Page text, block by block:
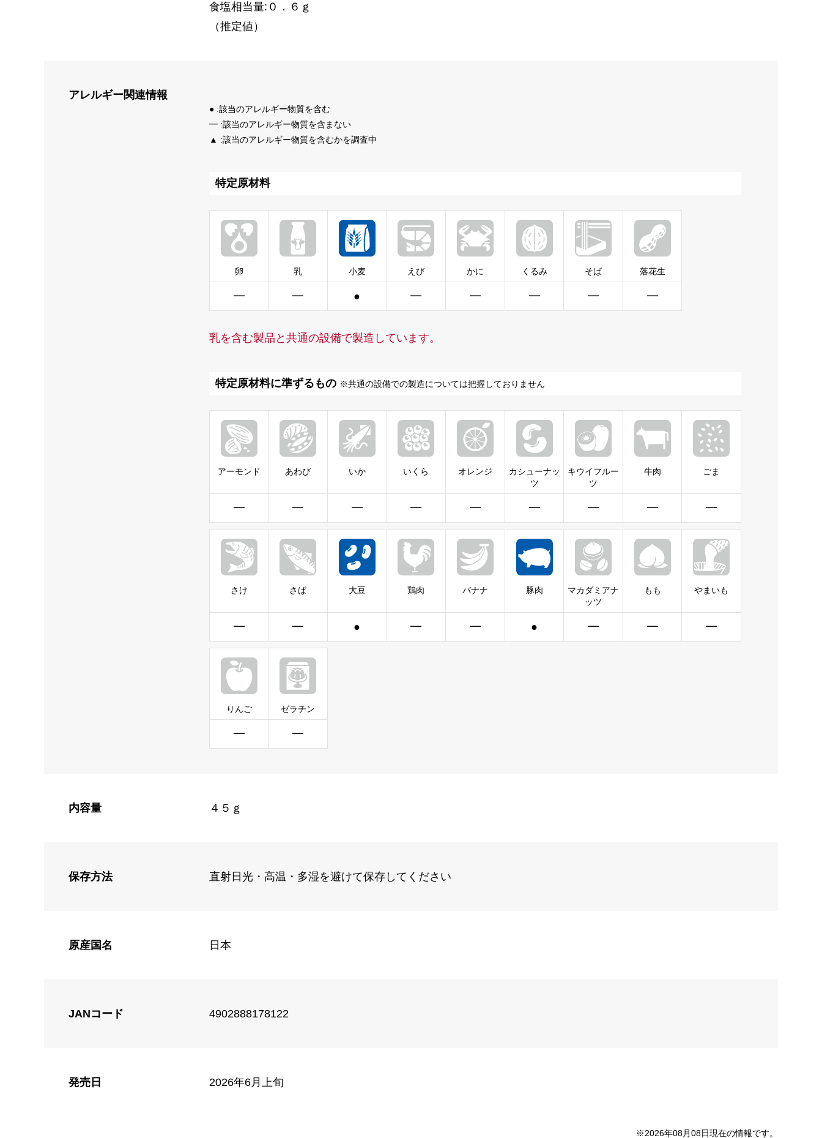
食塩相当量:０．６ｇ
（推定値）
アレルギー関連情報
● :該当のアレルギー物質を含む
━ :該当のアレルギー物質を含まない
▲ :該当のアレルギー物質を含むかを調査中
特定原材料
卵
━
乳
━
小麦
●
えび
━
かに
━
くるみ
━
そば
━
落花生
━
乳を含む製品と共通の設備で製造しています。
特定原材料に準ずるもの ※共通の設備での製造については把握しておりません
アーモンド
━
あわび
━
いか
━
いくら
━
オレンジ
━
カシューナッ
ツ
━
キウイフルー
ツ
━
牛肉
━
ごま
━
さけ
━
さば
━
大豆
●
鶏肉
━
バナナ
━
豚肉
●
マカダミアナ
ッツ
━
もも
━
やまいも
━
りんご
━
ゼラチン
━
内容量 ４５ｇ
保存方法 直射日光・高温・多湿を避けて保存してください
原産国名 日本
JANコード 4902888178122
発売日 2026年6月上旬
※2026年08月08日現在の情報です。